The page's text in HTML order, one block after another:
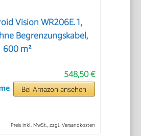
Vision WR206E.1,
Begrenzungskabel,
600 m²
548,50 €
Bei Amazon ansehen
Preis inkl. MwSt., zzgl. Versandkosten